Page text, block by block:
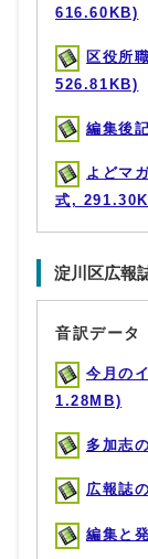
616.60KB)
区役所
526.81KB)
編集後
よどマ
式,
淀川区広報
音訳データ
今月の
1.28MB)
多加志
広報誌
編集と